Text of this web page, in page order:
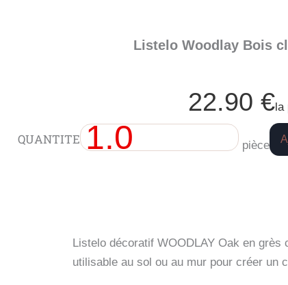
Listelo Woodlay Bois
22.90€la
QUANTITE
quantité
de
cm
pièce
Listelo décoratif WOODLAY Oak en grès
utilisable au sol ou au mur pour créer un